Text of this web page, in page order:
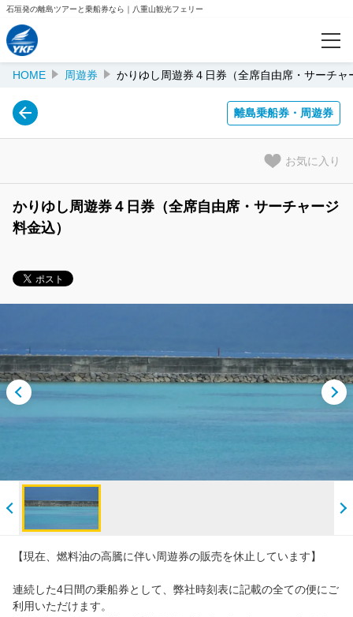
石垣発の離島ツアーと乗船券なら｜八重山観光フェリー
カテゴリー
西表島観光プラン
小浜島観光プラン
黒島観光プラン
特集
石垣島絶景バスツアー
【西表島】乗船券＋アクティビティ
離島乗船券・周遊券
HOME 周遊券 かりゆし周遊券４日券（全席自由席・サーチャ
離島乗船券・周遊券
かりゆし周遊券４日券（全席自由席・サーチャージ
料金込）
お気に入り
【現在、燃料油の高騰に伴い周遊券の販売を休止しています】
連続した4日間の乗船券として、弊社時刻表に記載の全ての便にご
利用いただけます。